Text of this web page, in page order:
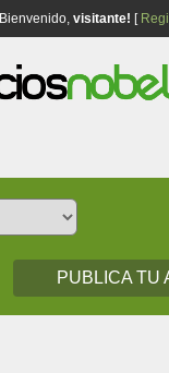
Bienvenido, visitante! [
PUBLICA TU